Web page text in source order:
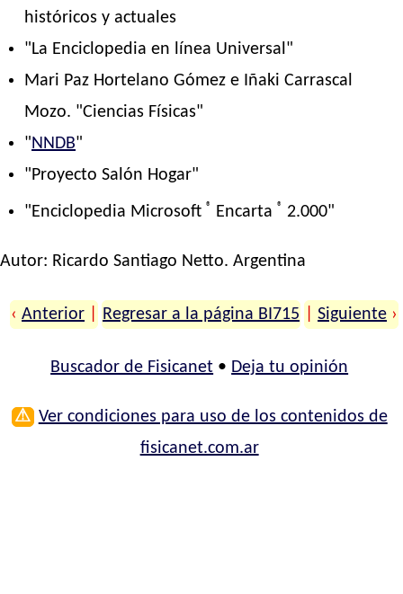
históricos y actuales
"La Enciclopedia en línea Universal"
Mari Paz Hortelano Gómez e Iñaki Carrascal
Mozo. "Ciencias Físicas"
"NNDB"
"Proyecto Salón Hogar"
"Enciclopedia Microsoft ® Encarta ® 2.000"
Autor: Ricardo Santiago Netto. Argentina
‹ Anterior Regresar a la página BI715 Siguiente ›
Buscador de Fisicanet • Deja tu opinión
⚠ Ver condiciones para uso de los contenidos de
fisicanet.com.ar